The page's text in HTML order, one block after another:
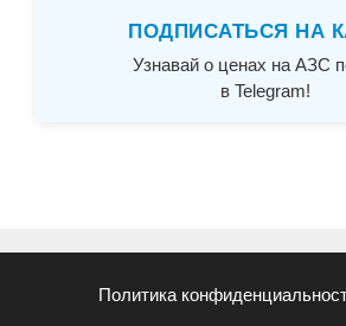
ПОДПИСАТЬСЯ НА
Узнавай о ценах на АЗС
в Telegram!
Политика